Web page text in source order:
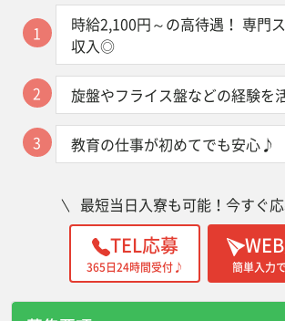
1
時給2,100円～の高待遇！ 専門
収入◎
2 旋盤やフライス盤などの経験を
3 教育の仕事が初めてでも安心♪
最短当日入寮も可能！今すぐ
簡単入力
TEL応募
365日24時間受付♪